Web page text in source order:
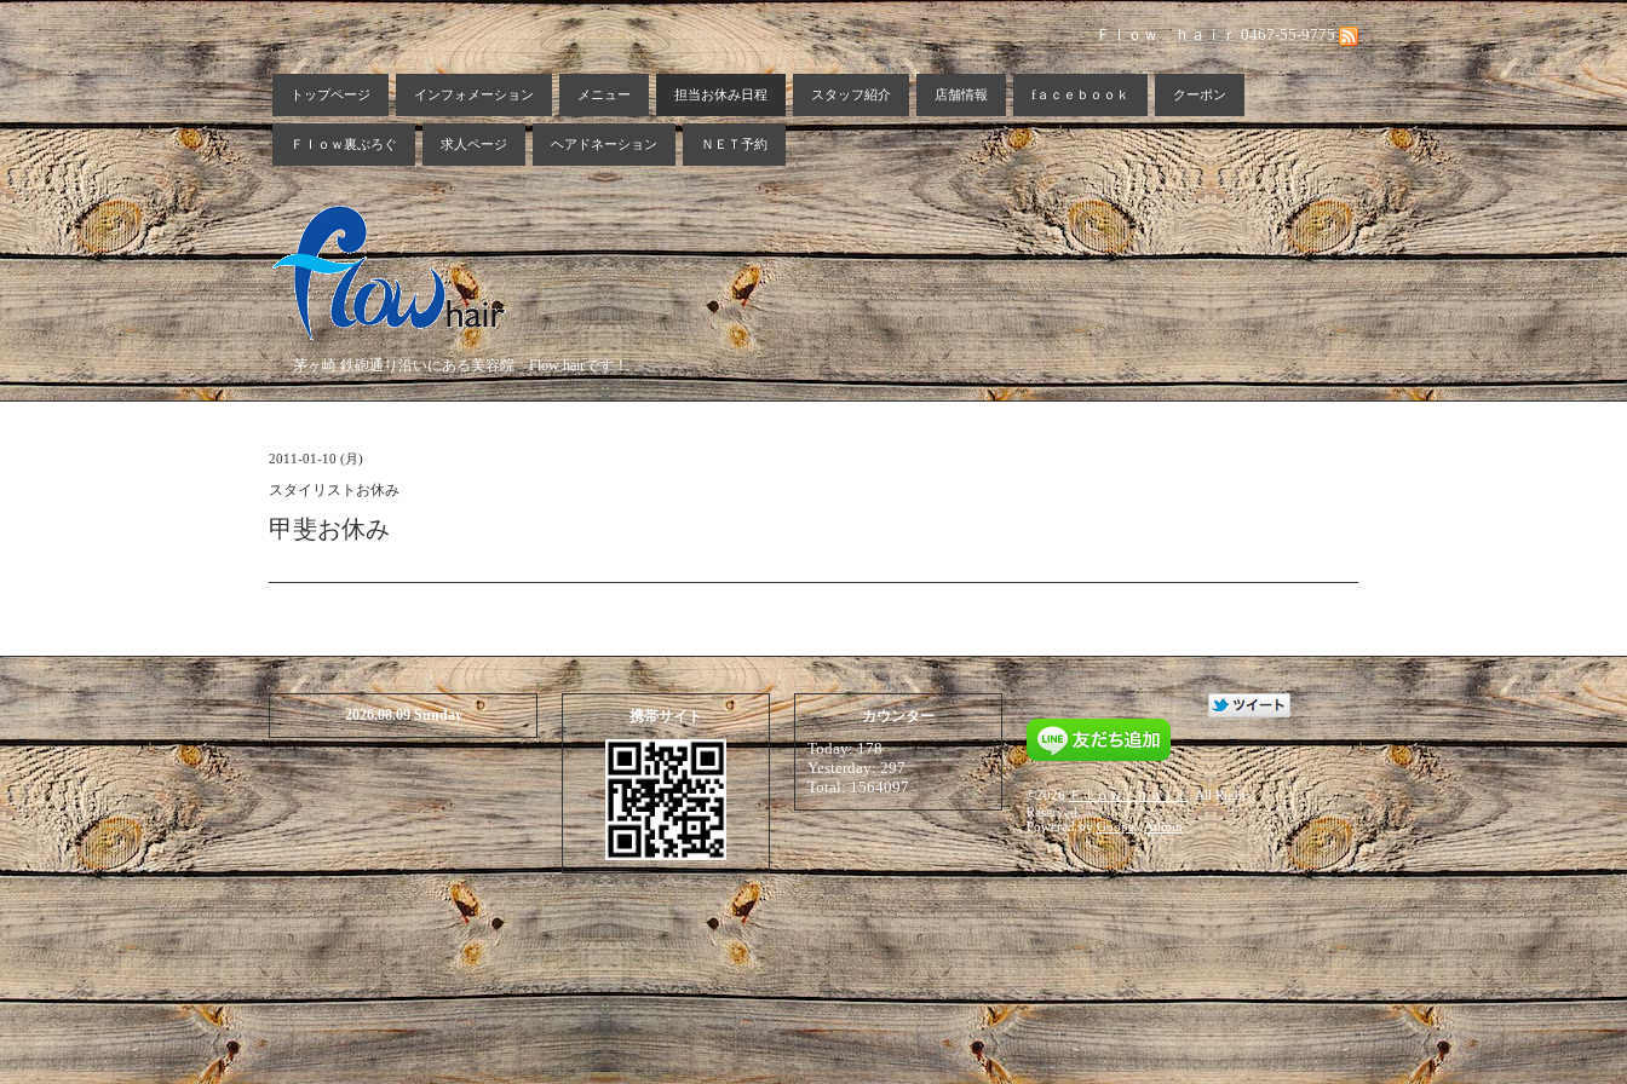
Ｆｌｏｗ ｈａｉｒ 0467-55-9775
トップページ インフォメーション メニュー 担当お休み日程 スタッフ紹介 店舗情報 fａｃｅｂｏｏｋ クーポン
Ｆｌｏｗ裏ぶろぐ 求人ページ ヘアドネーション ＮＥＴ予約
茅ヶ崎 鉄砲通り沿いにある美容院 Flow hairです！
2011-01-10 (月)
スタイリストお休み
甲斐お休み
2026.08.09 Sunday 携帯サイト カウンター
Today:178
Yesterday:297
Total:1564097 ©2026Ｆｌｏｗ ｈａｉｒ. All Rights
Reserved.
Powered byGoope/Admin